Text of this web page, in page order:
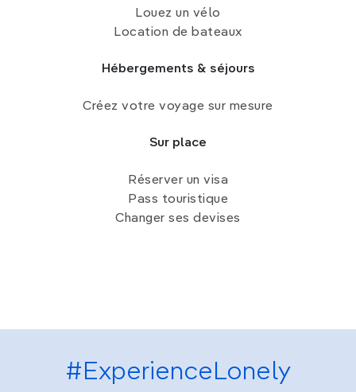
Louez un vélo
Location de bateaux
Hébergements & séjours
Créez votre voyage sur mesure
Sur place
Réserver un visa
Pass touristique
Changer ses devises
#ExperienceLonely